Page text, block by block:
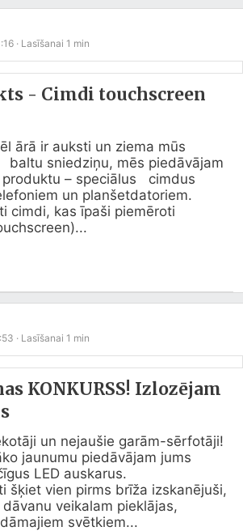
· Lasīšanai 1 min
- Cimdi touchscreen
ārā ir auksti un ziema mūs
baltu sniedziņu, mēs piedāvājam
– speciālus   cimdus
un planšetdatoriem.
cimdi, kas īpaši piemēroti
· Lasīšanai 1 min
KONKURSS! Izlozējam
un nejaušie garām-sērfotāji!
jaunumu piedāvājam jums
LED auskarus.
šķiet vien pirms brīža izskanējuši,
veikalam pieklājas,
svētkiem...